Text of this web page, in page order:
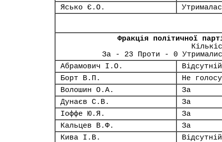
Ясько Є.О.
Фракція політичної
За - 23 Проти - 0
Абрамович І.О.
Відсутній
Борт В.П.
Не
Волошин О.А.
За
Дунаєв С.В.
За
Іоффе Ю.Я.
За
Кальцев В.Ф.
За
Кива І.В.
Відсутній